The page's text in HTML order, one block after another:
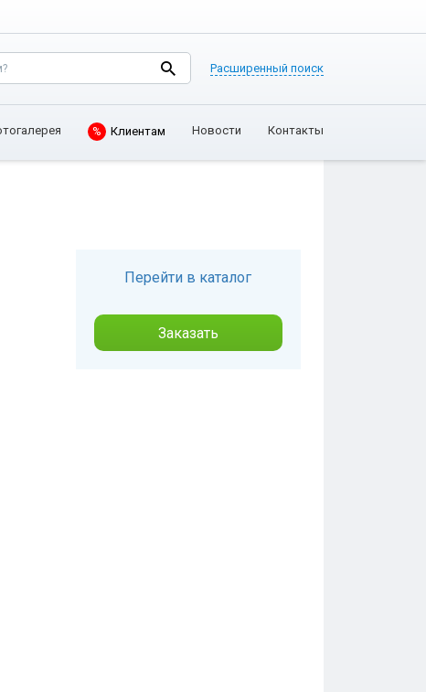
Расширенный поиск
% Клиентам Новости Контакты
Перейти в каталог
Заказать